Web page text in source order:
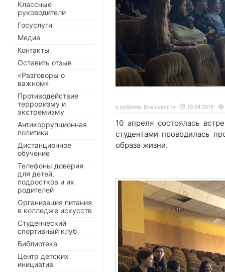
в рубрике: Все новости 10.04.2019
10 апреля состоялась
студентами проводилась
образа жизни.
Классные
руководители
Госуслуги
Медиа
Контакты
Оставить отзыв
«Разговоры о
важном»
Противодействие
терроризму и
экстремизму
Антикоррупционная
политика
Дистанционное
обучение
Телефоны доверия
для детей,
подростков и их
родителей
Организация питания
в колледже искусств
Студенческий
спортивный клуб
Библиотека
Центр детских
инициатив